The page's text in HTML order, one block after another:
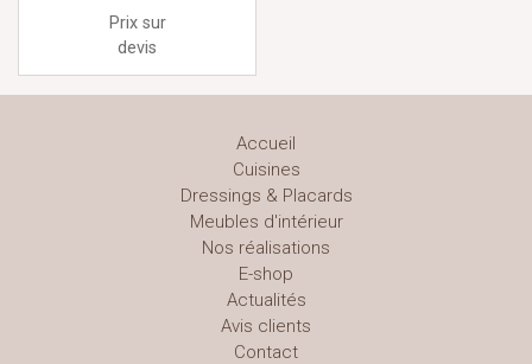
Prix sur
devis
Accueil
Cuisines
Dressings & Placards
Meubles d'intérieur
Nos réalisations
E-shop
Actualités
Avis clients
Contact